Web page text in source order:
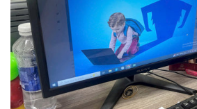
đó, chương trình siết chặt trách nhiệm
nghệ, viễn thông và đơn vị cung cấp trò
gỡ bỏ nội dung độc hại và bảo vệ thông